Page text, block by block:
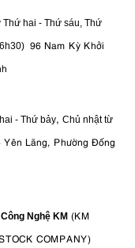
Thứ hai - Thứ sáu, Thứ
) 96 Nam Kỳ Khởi
- Thứ bảy, Chủ nhật từ
Lãng, Phường Đống
Nghệ KM (KM
COMPANY)